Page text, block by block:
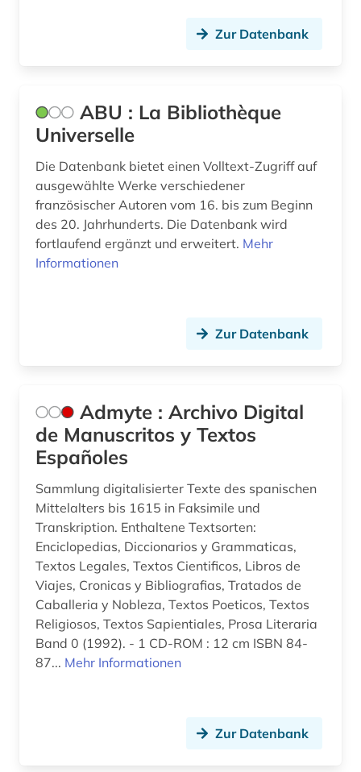
dante (4)
dante alighieri (2)
darstellende kunst (1)
darwin, charles | naturwissenschaftler;
de inventoribus rerum (1)
denkmal (1)
deutsche philologie (1)
dialekt (1)
dialektologie (2)
dichtung (1)
didaktik (2)
die rougon-macquart (1)
digital humanities (1)
digitalisat (1)
divina commedia (3)
Zur Datenbank
ABU : La Bibliothèque
Universelle
Die Datenbank bietet einen Volltext-Zugriff auf
ausgewählte Werke verschiedener
französischer Autoren vom 16. bis zum Beginn
des 20. Jahrhunderts. Die Datenbank wird
fortlaufend ergänzt und erweitert. Mehr
Informationen
Zur Datenbank
Admyte : Archivo Digital
de Manuscritos y Textos
Españoles
Sammlung digitalisierter Texte des spanischen
Mittelalters bis 1615 in Faksimile und
Transkription. Enthaltene Textsorten:
Enciclopedias, Diccionarios y Grammaticas,
Textos Legales, Textos Cientificos, Libros de
Viajes, Cronicas y Bibliografias, Tratados de
Caballeria y Nobleza, Textos Poeticos, Textos
Religiosos, Textos Sapientiales, Prosa Literaria
Band 0 (1992). - 1 CD-ROM : 12 cm ISBN 84-
87... Mehr Informationen
Zur Datenbank